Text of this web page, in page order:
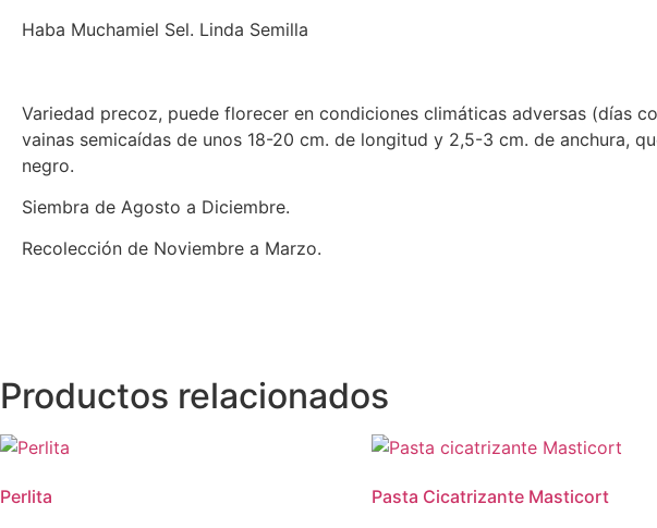
Haba Muchamiel Sel. Linda Semilla
Variedad precoz, puede florecer en condiciones climáticas adversas (días
vainas semicaídas de unos 18-20 cm. de longitud y 2,5-3 cm. de anchura,
negro.
Siembra de Agosto a Diciembre.
Recolección de Noviembre a Marzo.
Productos relacionados
Perlita Pasta Cicatrizante Masticort